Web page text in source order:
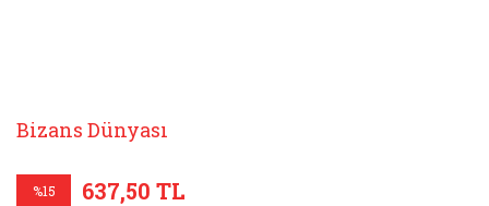
Bizans Dünyası
%15 637,50 TL